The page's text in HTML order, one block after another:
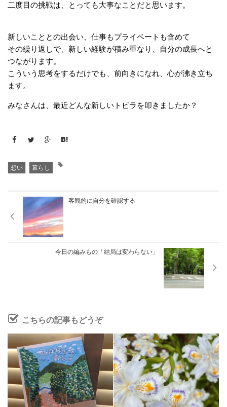
二度目の挑戦は、とっても大事なことだと思います。
新しいこととの出会い、仕事もプライベートも含めて
その繰り返しで、新しい経験が積み重なり、自分の成長へと
つながります。
こういう思考をするだけでも、前向きになれ、心が沸き立ち
ます。
みなさんは、最近どんな新しいトビラを叩きましたか？
想い 暮らし
客観的に自分を確認する
今日の編みもの「結局は変わらない」
こちらの記事もどうぞ